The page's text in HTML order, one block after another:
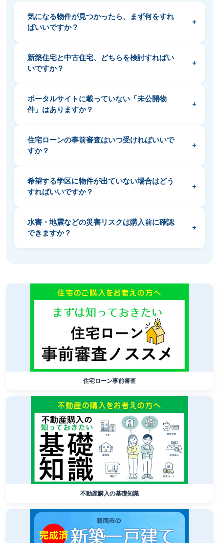
気になる物件が見つかったら、まず何をすれ
ばいいですか？
新築住宅と中古住宅、どちらを検討すればい
いですか？
ポータルサイトに載っていない「未公開物
件」はありますか？
住宅ローンの事前審査はいつ受ければいいで
すか？
希望する学区に物件が出ていない場合はどう
すればいいですか？
水害・地震などの災害リスクは購入前に確認
できますか？
住宅ローン事前審査
不動産購入の基礎知識